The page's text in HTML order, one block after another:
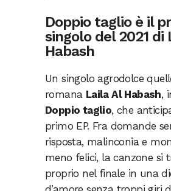
Doppio taglio è il
singolo del 2021 di
Habash
Un singolo agrodolce
romana Laila Al Habash,
Doppio taglio, che
primo EP. Fra domande
risposta, malinconia e
meno felici, la canzone si
proprio nel finale in una